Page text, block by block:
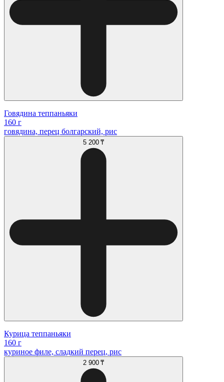
Говядина теппаньяки
160 г
говядина, перец болгарский, рис
5 200 ₸
Курица теппаньяки
160 г
куриное филе, сладкий перец, рис
2 900 ₸